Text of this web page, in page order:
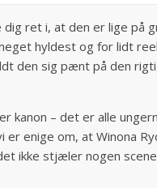
dig ret i, at den er lige på
hyldest og for lidt
den sig pænt på den
kanon – det er alle
er enige om, at Winona
ikke stjæler nogen